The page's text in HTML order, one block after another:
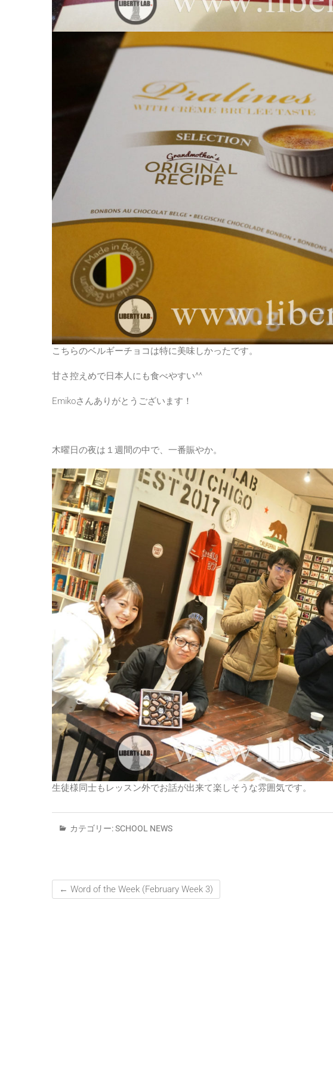
こちらのベルギーチョコは特に美味しかったです。
甘さ控えめで日本人にも食べやすい^^
Emikoさんありがとうございます！
木曜日の夜は１週間の中で、一番賑やか。
生徒様同士もレッスン外でお話が出来て楽しそうな雰囲気です。
カテゴリー:SCHOOL NEWS
← Word of the Week (February Week 3)